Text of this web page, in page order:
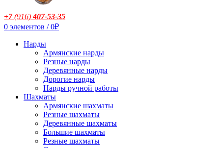
+7(916)407-53-35
0 элементов / 0₽
Нарды
Армянские нарды
Резные нарды
Деревянные нарды
Дорогие нарды
Нарды ручной работы
Шахматы
Армянские шахматы
Резные шахматы
Деревянные шахматы
Большие шахматы
Резные шахматы